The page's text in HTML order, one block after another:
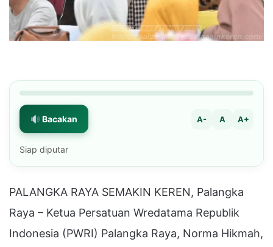
Bacakan A- A A+
Siap diputar
PALANGKA RAYA SEMAKIN KEREN, Palangka
Raya – Ketua Persatuan Wredatama Republik
Indonesia (PWRI) Palangka Raya, Norma Hikmah,